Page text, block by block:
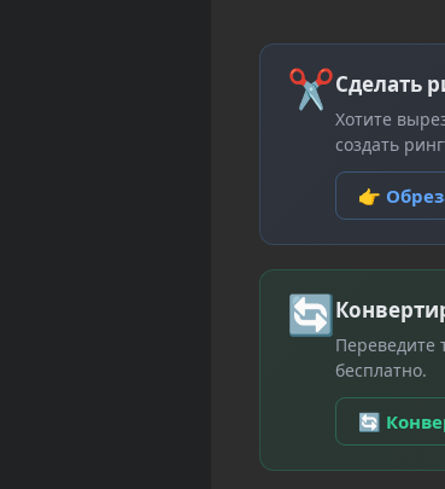
✂Сделать
Хотите
создать
👉
🔄
Переведите
бесплатно.
🔄